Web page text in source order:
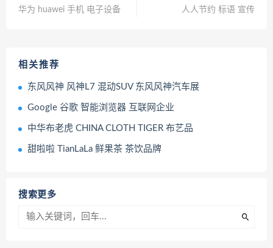
华为 huawei 手机 电子设备
人人节约 标语 宣传
相关推荐
东风风神 风神L7 混动SUV 东风风神汽车展
Google 谷歌 智能浏览器 互联网企业
中华布老虎 CHINA CLOTH TIGER 布艺品
甜啦啦 TianLaLa 鲜果茶 茶饮品牌
搜索更多